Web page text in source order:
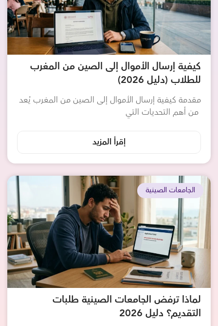
كيفية إرسال الأموال إلى الصين من المغرب
للطلاب (دليل 2026)
مقدمة كيفية إرسال الأموال إلى الصين من المغرب يُعد
من أهم التحديات التي
إقرأ المزيد
الجامعات الصينية
لماذا ترفض الجامعات الصينية طلبات
التقديم؟ دليل 2026